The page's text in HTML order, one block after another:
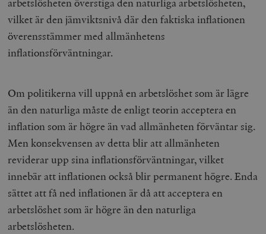
arbetslösheten överstiga den naturliga arbetslösheten,
vilket är den jämviktsnivå där den faktiska inflationen
överensstämmer med allmänhetens
inflationsförväntningar.
Om politikerna vill uppnå en arbetslöshet som är lägre
än den naturliga måste de enligt teorin acceptera en
inflation som är högre än vad allmänheten förväntar sig.
Men konsekvensen av detta blir att allmänheten
reviderar upp sina inflationsförväntningar, vilket
innebär att inflationen också blir permanent högre. Enda
sättet att få ned inflationen är då att acceptera en
arbetslöshet som är högre än den naturliga
arbetslösheten.